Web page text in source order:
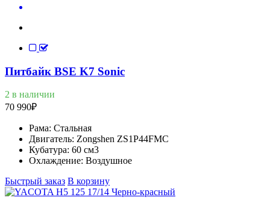
Питбайк BSE K7 Sonic
2 в наличии
70 990₽
Рама: Стальная
Двигатель: Zongshen ZS1P44FMC
Кубатура: 60 см3
Охлаждение: Воздушное
Быстрый заказ В корзину